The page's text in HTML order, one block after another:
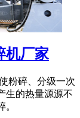
机厂家
粉碎、分级一次
生的热量源源不